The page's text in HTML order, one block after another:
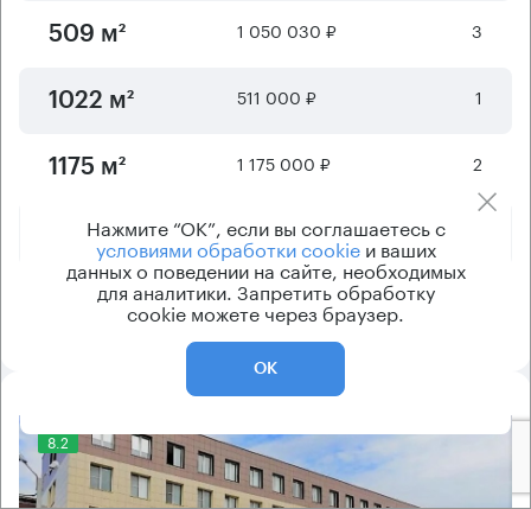
509 м² 1 050 030 ₽ 3
1022 м² 511 000 ₽ 1
1175 м² 1 175 000 ₽ 2
1600 м² 800 000 ₽
2400 м² 1 200 000 ₽
8.2
Нажмите “ОК”, если вы соглашаетесь с
условиями обработки cookieи ваших
данных о поведении на сайте, необходимых
для аналитики. Запретить обработку
cookie можете через браузер.
ОК